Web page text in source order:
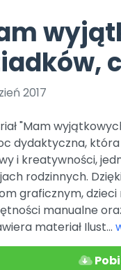
czerwca 2024 r. uzyskała
r. Nr decyzji:
Online.
Pomoc zwierzętom
Książka (dla)
Promowanie czytelnictwa
TikTok
Zobacz nas na TikToku
YouTube
2017
"Mam
dydaktyczna,
i kreatywności,
rodzinnych.
graficznym, dzieci
manualne
materiał Ilust...